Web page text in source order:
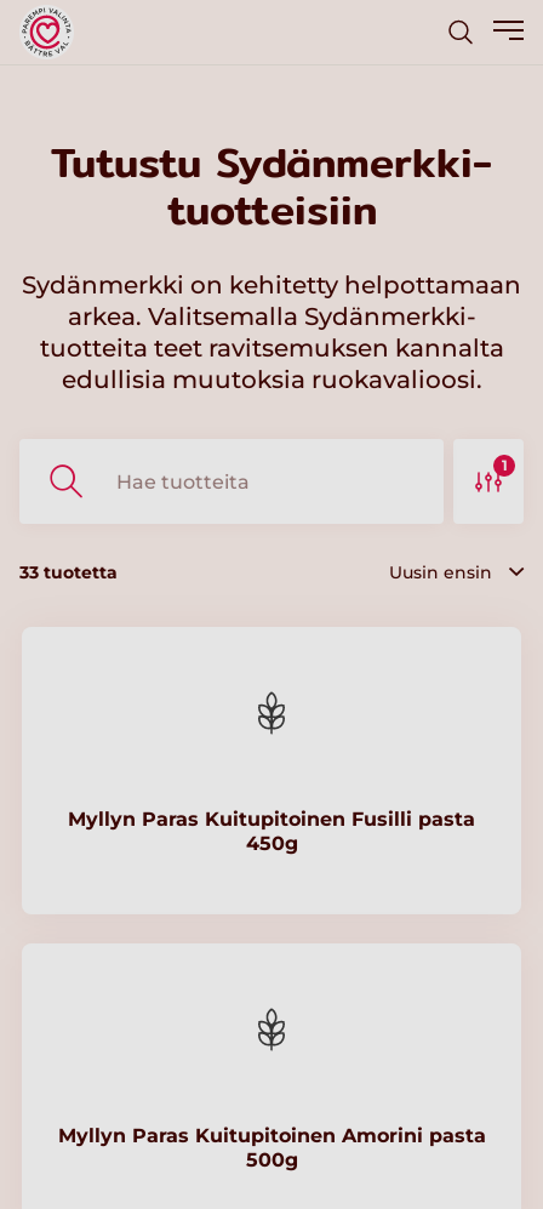
Tutustu Sydänmerkki-
tuotteisiin
Sydänmerkki on kehitetty helpottamaan
arkea. Valitsemalla Sydänmerkki-
tuotteita teet ravitsemuksen kannalta
edullisia muutoksia ruokavalioosi.
1
33 tuotetta
Myllyn Paras Kuitupitoinen Fusilli pasta
450g
Myllyn Paras Kuitupitoinen Amorini pasta
500g